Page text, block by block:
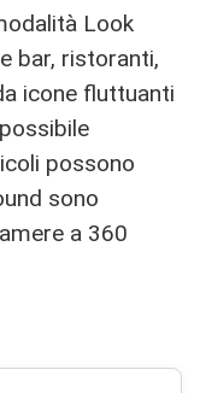
Look
bar, ristoranti,
icone fluttuanti
possono
sono
a 360